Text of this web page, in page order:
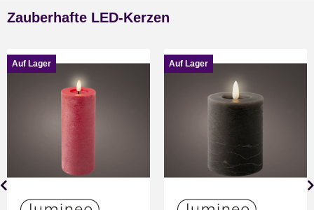
Zauberhafte LED-Kerzen
Auf Lager Auf Lager